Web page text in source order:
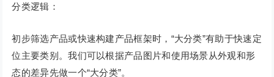
分类逻辑：
初步筛选产品或快速构建产品框架时，“大分类”有助于快速定
位主要类别。我们可以根据产品图片和使用场景从外观和形
态的差异先做一个“大分类”。